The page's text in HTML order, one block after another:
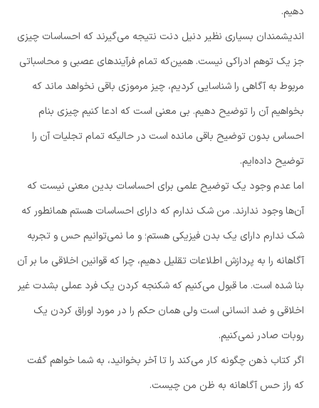
دهیم.
اندیشمندان بسیاری نظیر دنیل دنت نتیجه می‌گیرند که احساسات چیزی
جز یک توهم ادراکی نیست. همین‌که تمام فرآیندهای عصبی و محاسباتی
مربوط به آگاهی را شناسایی کردیم، چیز مرموزی باقی نخواهد ماند که
بخواهیم آن را توضیح دهیم. بی معنی است که ادعا کنیم چیزی بنام
احساس بدون توضیح باقی مانده است در حالیکه تمام تجلیات آن را
توضیح داده‌ایم.
اما عدم وجود یک توضیح علمی برای احساسات بدین معنی نیست که
آن‌ها وجود ندارند. من شک ندارم که دارای احساسات هستم همانطور که
شک ندارم دارای یک بدن فیزیکی هستم؛ و ما نمی‌توانیم حس و تجربه
آگاهانه را به پردازش اطلاعات تقلیل دهیم، چرا که قوانین اخلاقی ما بر آن
بنا شده است. ما قبول می‌کنیم که شکنجه کردن یک فرد عملی بشدت غیر
اخلاقی و ضد انسانی است ولی همان حکم را در مورد اوراق کردن یک
روبات صادر نمی‌کنیم.
اگر کتاب ذهن چگونه کار می‌کند را تا آخر بخوانید، به شما خواهم گفت
که راز حس آگاهانه به ظن من چیست.